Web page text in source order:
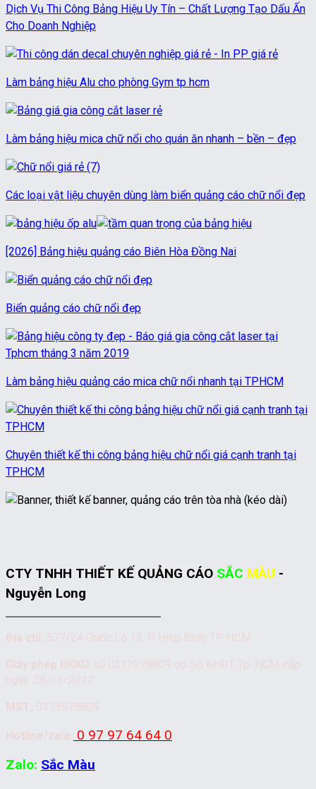
Dịch Vụ Thi Công Bảng Hiệu Uy Tín – Chất Lượng Tạo Dấu Ấn
Cho Doanh Nghiệp
Làm bảng hiệu Alu cho phòng Gym tp hcm
Làm bảng hiệu mica chữ nổi cho quán ăn nhanh – bền – đẹp
Các loại vật liệu chuyên dùng làm biển quảng cáo chữ nổi đẹp
[2026] Bảng hiệu quảng cáo Biên Hòa Đồng Nai
Biển quảng cáo chữ nổi đẹp
Làm bảng hiệu quảng cáo mica chữ nổi nhanh tại TPHCM
Chuyên thiết kế thi công bảng hiệu chữ nổi giá cạnh tranh tại
TPHCM
CTY TNHH THIẾT KẾ QUẢNG CÁO SẮC MÀU -
Nguyễn Long
0 97 97 64 64 0
Zalo: Sắc Màu